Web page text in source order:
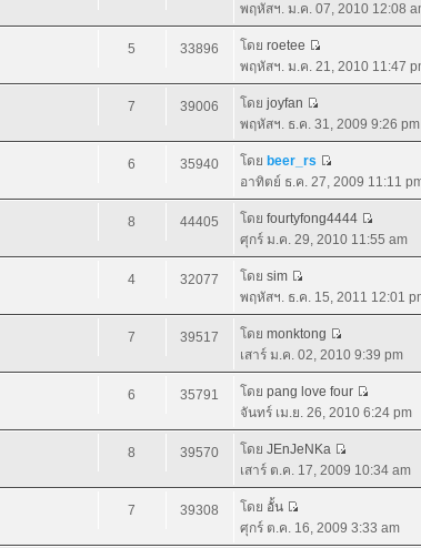
พฤหัสฯ. ม.ค. 07, 2010 12:08
5 33896 โดย roetee
พฤหัสฯ. ม.ค. 21, 2010 11:47
7 39006 โดย joyfan
พฤหัสฯ. ธ.ค. 31, 2009 9:26 pm
6 35940 โดย beer_rs
อาทิตย์ ธ.ค. 27, 2009 11:11
8 44405 โดย fourtyfong4444
ศุกร์ ม.ค. 29, 2010 11:55 am
4 32077 โดย sim
พฤหัสฯ. ธ.ค. 15, 2011 12:01
7 39517 โดย monktong
เสาร์ ม.ค. 02, 2010 9:39 pm
6 35791 โดย pang love four
จันทร์ เม.ย. 26, 2010 6:24 pm
8 39570 โดย JEnJeNKa
เสาร์ ต.ค. 17, 2009 10:34 am
7 39308 โดย อั้น
ศุกร์ ต.ค. 16, 2009 3:33 am